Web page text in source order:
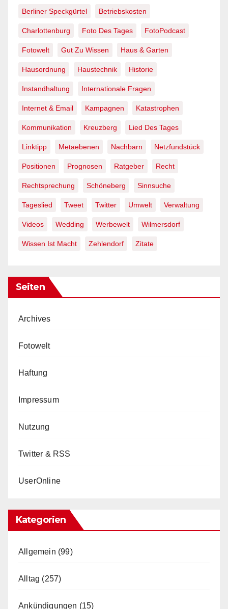
Berliner Speckgürtel Betriebskosten
Charlottenburg Foto Des Tages FotoPodcast
Fotowelt Gut Zu Wissen Haus & Garten
Hausordnung Haustechnik Historie
Instandhaltung Internationale Fragen
Internet & Email Kampagnen Katastrophen
Kommunikation Kreuzberg Lied Des Tages
Linktipp Metaebenen Nachbarn Netzfundstück
Positionen Prognosen Ratgeber Recht
Rechtsprechung Schöneberg Sinnsuche
Tageslied Tweet Twitter Umwelt Verwaltung
Videos Wedding Werbewelt Wilmersdorf
Wissen Ist Macht Zehlendorf Zitate
Seiten
Archives
Fotowelt
Haftung
Impressum
Nutzung
Twitter & RSS
UserOnline
Kategorien
Allgemein (99)
Alltag (257)
Ankündigungen (15)